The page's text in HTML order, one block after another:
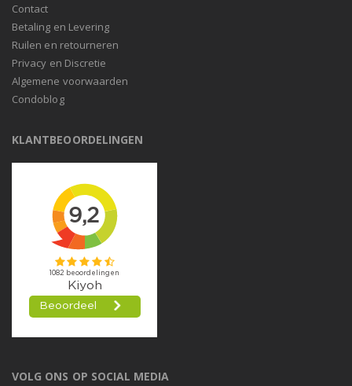
Contact
Betaling en Levering
Ruilen en retourneren
Privacy en Discretie
Algemene voorwaarden
Condoblog
KLANTBEOORDELINGEN
VOLG ONS OP SOCIAL MEDIA